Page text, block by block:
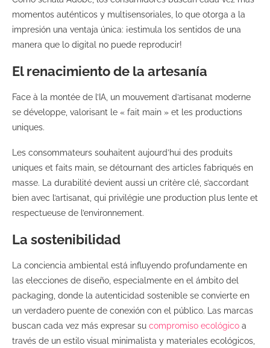
momentos auténticos y multisensoriales, lo que otorga a la
impresión una ventaja única: ¡estimula los sentidos de una
manera que lo digital no puede reproducir!
El renacimiento de la artesanía
Face à la montée de l’IA, un mouvement d’artisanat moderne
se développe, valorisant le « fait main » et les productions
uniques.
Les consommateurs souhaitent aujourd’hui des produits
uniques et faits main, se détournant des articles fabriqués en
masse. La durabilité devient aussi un critère clé, s’accordant
bien avec l’artisanat, qui privilégie une production plus lente et
respectueuse de l’environnement.
La sostenibilidad
La conciencia ambiental está influyendo profundamente en
las elecciones de diseño, especialmente en el ámbito del
packaging, donde la autenticidad sostenible se convierte en
un verdadero puente de conexión con el público. Las marcas
buscan cada vez más expresar su compromiso ecológico a
través de un estilo visual minimalista y materiales ecológicos,